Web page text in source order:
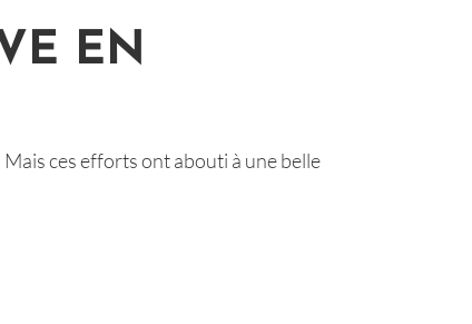
EN
ces efforts ont abouti à une belle